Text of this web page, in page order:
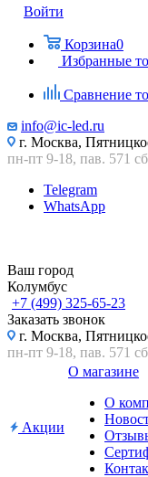
Войти
Корзина0
Избранные
Сравнение
info@ic-led.ru
г. Москва,
пн-пт 9-18, пав. 571
Telegram
WhatsApp
Ваш город
Колумбус
+7 (499) 325-65-23
Заказать звонок
г. Москва,
пн-пт 9-18, пав. 571
Акции
О магазине
О